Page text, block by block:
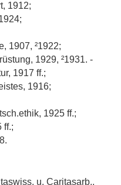
1912;
1907, ²1922;
1929, ²1931. -
1917 ff.;
1916;
1925 ff.;
ff.;
u. Caritasarb.,